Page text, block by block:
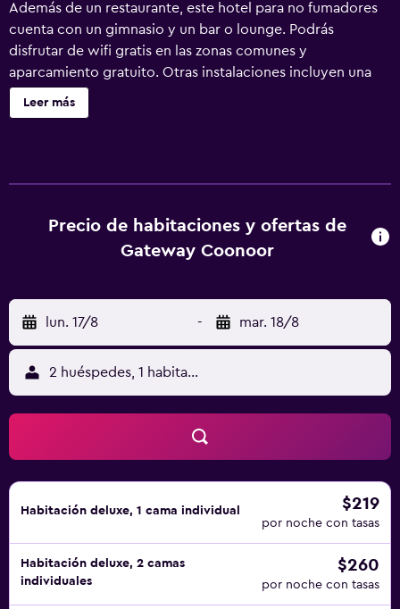
Además de un restaurante, este hotel para no fumadores
cuenta con un gimnasio y un bar o lounge. Podrás
disfrutar de wifi gratis en las zonas comunes y
aparcamiento gratuito. Otras instalaciones incluyen una
cafetería, servicio de habitaciones las 24 horas y un centro
de negocios. Gateway Coonoor ofrece 33 alojamientos,
plumas y ropa de cama de alta calidad. Se ofrece una
televisión LCD de 32 pulgadas con canales por cable de
artículos de higiene personal gratuitos. Dispone de acceso
por cable y wifi a Internet en las habitaciones (de pago).
Los servicios para las personas de negocios incluyen
escritorio, periódicos gratuitos y caja fuerte con
capacidad para un portátil. Las habitaciones también
incluyen botella de agua gratuita y cafetera y tetera. Es
posible solicitar tabla de planchar con plancha y secador
de pelo. Se ofrece servicio nocturno de descubierta y
servicio de limpieza todos los días. Los servicios de ocio y
esparcimiento en este hotel incluyen gimnasio. Se pueden
practicar las actividades de ocio y esparcimiento que se
indican más abajo en las instalaciones o cerca del
alojamiento (es posible que se aplique un recargo).
Leer más
Precio de habitaciones y ofertas de
Gateway Coonoor
lun. 17/8 - mar. 18/8
2 huéspedes, 1 habitación
Habitación deluxe, 1 cama individual $219
por noche con tasas
Habitación deluxe, 2 camas
individuales
$260
por noche con tasas